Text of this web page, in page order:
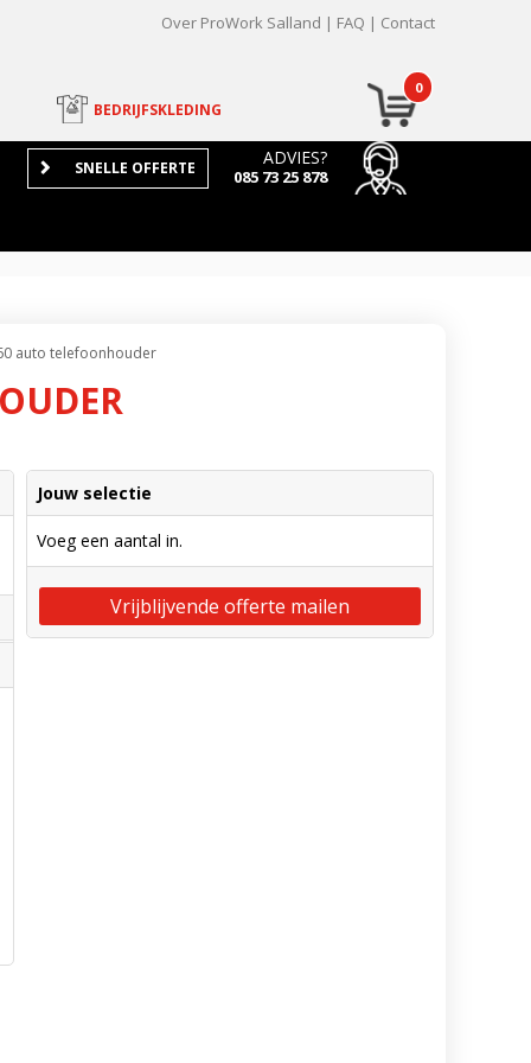
Over ProWork Salland FAQ Contact
0
BEDRIJFSKLEDING
ADVIES?
085 73 25 878
SNELLE OFFERTE
auto telefoonhouder
Jouw selectie
Voeg een aantal in.
Vrijblijvende offerte mailen